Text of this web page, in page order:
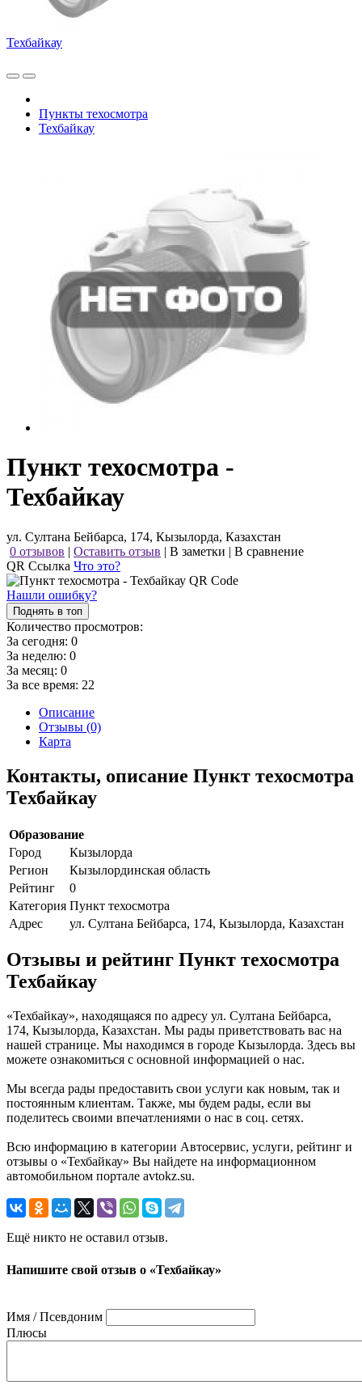
Техбайкау
Пункты техосмотра
Техбайкау
Пункт техосмотра -
Техбайкау
ул. Султана Бейбарса, 174, Кызылорда, Казахстан
0 отзывов | Оставить отзыв | В заметки | В сравнение
QR Ссылка Что это?
Нашли ошибку?
Поднять в топ
Количество просмотров:
За сегодня: 0
За неделю: 0
За месяц: 0
За все время: 22
Описание
Отзывы (0)
Карта
Контакты, описание Пункт техосмотра
Техбайкау
Образование
Город
Кызылорда
Регион
Кызылординская область
Рейтинг
0
Категория Пункт техосмотра
Адрес
ул. Султана Бейбарса, 174, Кызылорда, Казахстан
Отзывы и рейтинг Пункт техосмотра
Техбайкау
«Техбайкау», находящаяся по адресу ул. Султана Бейбарса,
174, Кызылорда, Казахстан. Мы рады приветствовать вас на
нашей странице. Мы находимся в городе Кызылорда. Здесь вы
можете ознакомиться с основной информацией о нас.
Мы всегда рады предоставить свои услуги как новым, так и
постоянным клиентам. Также, мы будем рады, если вы
поделитесь своими впечатлениями о нас в соц. сетях.
Всю информацию в категории Автосервис, услуги, рейтинг и
отзывы о «Техбайкау» Вы найдете на информационном
автомобильном портале avtokz.su.
Ещё никто не оставил отзыв.
Напишите свой отзыв о «Техбайкау»
Имя / Псевдоним
Плюсы